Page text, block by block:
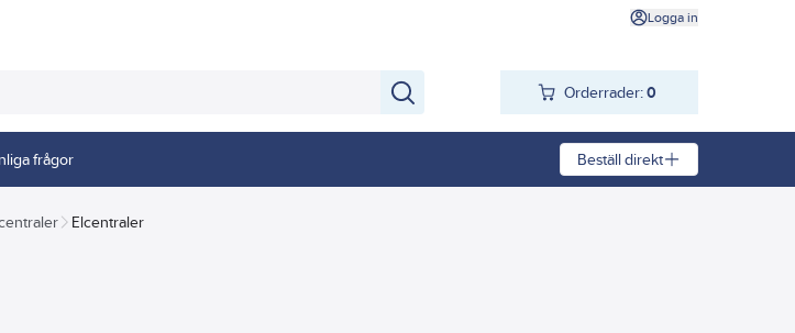
Logga in
Orderrader: 0
frågor Beställ direkt
Elcentraler